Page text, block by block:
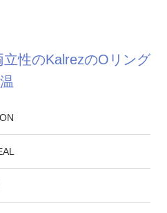
性のKalrezのOリング